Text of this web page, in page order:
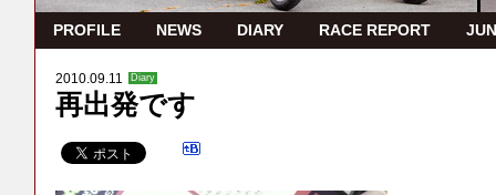
PROFILE NEWS DIARY RACE REPORT
2010.09.11 Diary
再出発です